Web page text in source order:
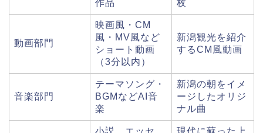
作品
枚
動画部門
映画風・CM
風・MV風など
ショート動画
（3分以内）
新潟観光を紹介
するCM風動画
音楽部門
テーマソング・
BGMなどAI音
楽
新潟の朝をイメ
ージしたオリジ
ナル曲